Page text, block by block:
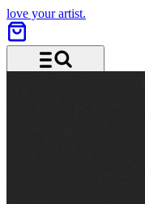
love your artist.